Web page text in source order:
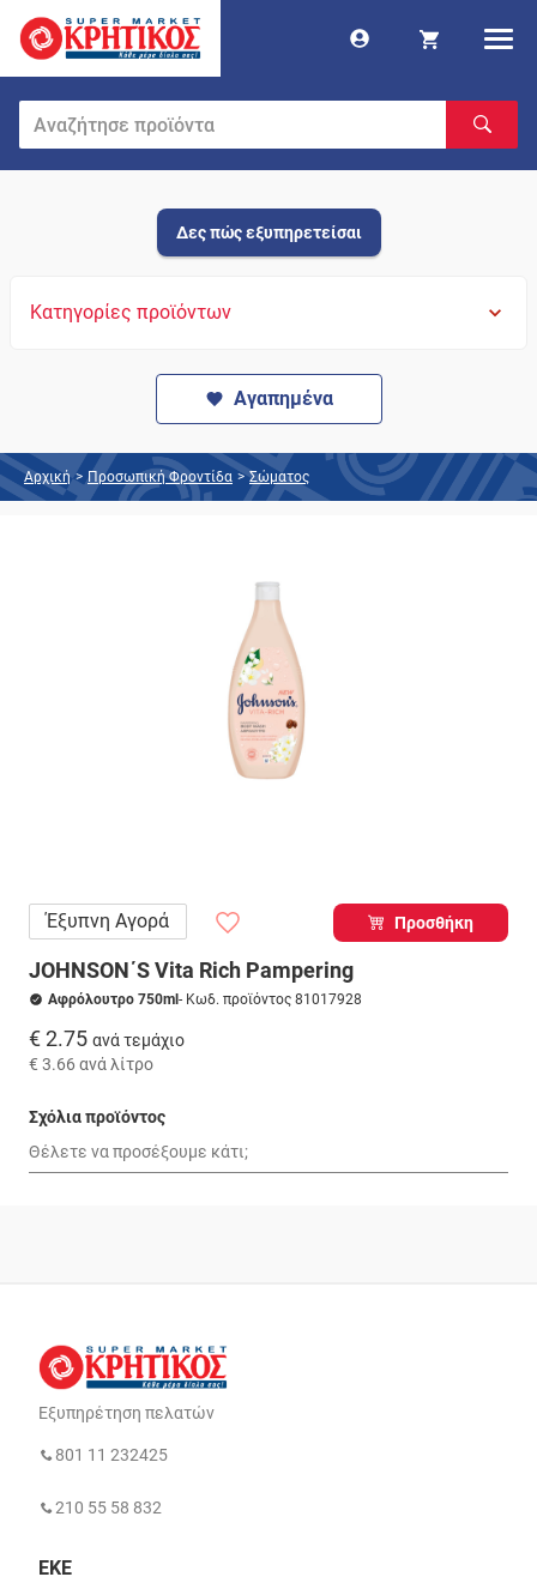
Δες πώς εξυπηρετείσαι
Κατηγορίες προϊόντων
Αγαπημένα
Αρχική > Προσωπική Φροντίδα > Σώματος
Έξυπνη Αγορά Προσθήκη
JOHNSON΄S Vita Rich Pampering
Αφρόλουτρο 750ml - Κωδ. προϊόντος 81017928
€ 2.75 ανά τεμάχιο
€ 3.66 ανά λίτρο
Σχόλια προϊόντος
Εξυπηρέτηση πελατών
801 11 232425
210 55 58 832
ΕΚΕ